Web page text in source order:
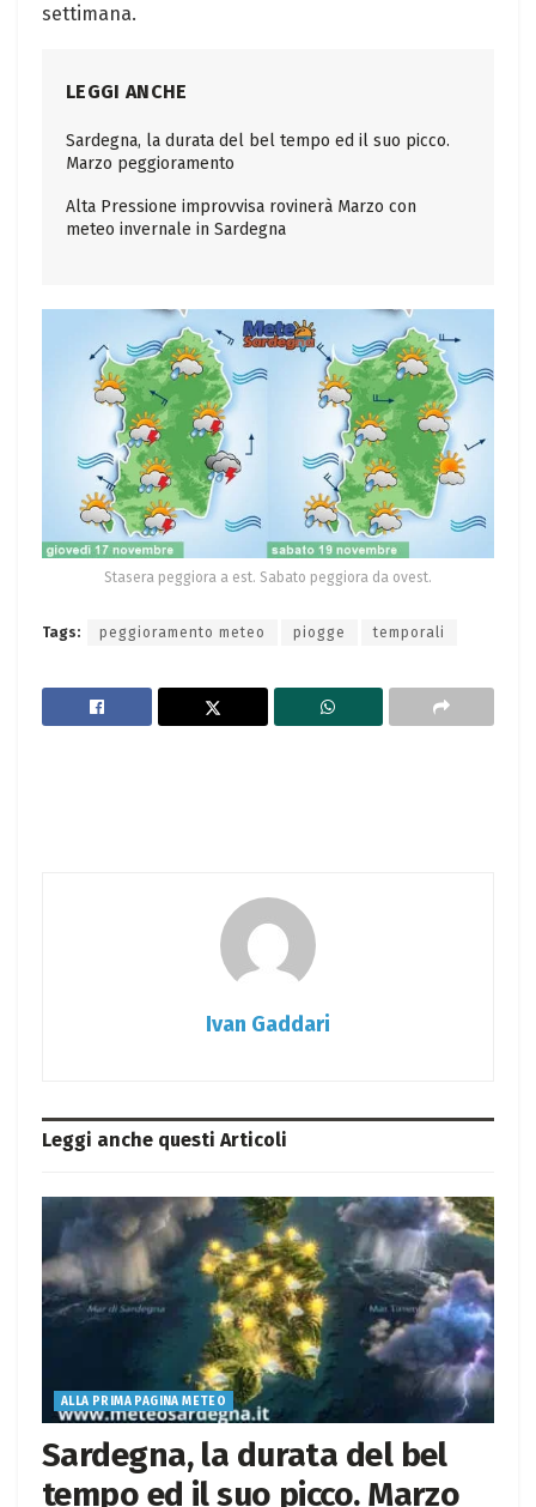
settimana.
LEGGI ANCHE
Sardegna, la durata del bel tempo ed il suo picco.
Marzo peggioramento
Alta Pressione improvvisa rovinerà Marzo con
meteo invernale in Sardegna
Stasera peggiora a est. Sabato peggiora da ovest.
Tags: peggioramento meteo piogge temporali
Ivan Gaddari
Leggi anche questi Articoli
ALLA PRIMA PAGINA METEO
Sardegna, la durata del bel
tempo ed il suo picco. Marzo